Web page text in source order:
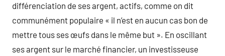
différenciation de ses argent, actifs, comme on dit
communément populaire « il n’est en aucun cas bon de
mettre tous ses œufs dans le même but ». En oscillant
ses argent sur le marché financier, un investisseuse